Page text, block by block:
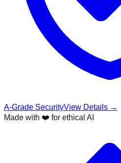
A-Grade SecurityView Details →
Made with ❤️ for ethical AI